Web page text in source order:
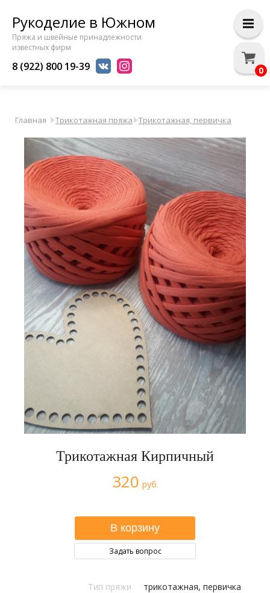
Рукоделие в Южном
Пряжа и швейные принадлежности
известных фирм
8 (922) 800 19-39
Главная Трикотажная пряжа Трикотажная, первичка
Трикотажная Кирпичный
320 руб.
Задать вопрос
Тип пряжи
трикотажная, первичка
0